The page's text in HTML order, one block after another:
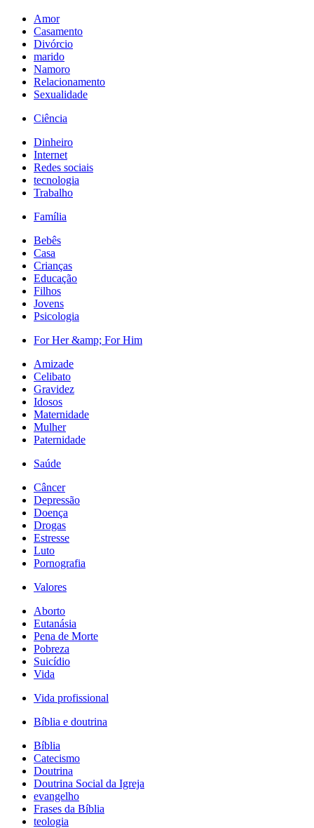
Amor
Casamento
Divórcio
marido
Namoro
Relacionamento
Sexualidade
Ciência
Dinheiro
Internet
Redes sociais
tecnologia
Trabalho
Família
Bebês
Casa
Crianças
Educação
Filhos
Jovens
Psicologia
For Her &amp; For Him
Amizade
Celibato
Gravidez
Idosos
Maternidade
Mulher
Paternidade
Saúde
Câncer
Depressão
Doença
Drogas
Estresse
Luto
Pornografia
Valores
Aborto
Eutanásia
Pena de Morte
Pobreza
Suicídio
Vida
Vida profissional
Bíblia e doutrina
Bíblia
Catecismo
Doutrina
Doutrina Social da Igreja
evangelho
Frases da Bíblia
teologia